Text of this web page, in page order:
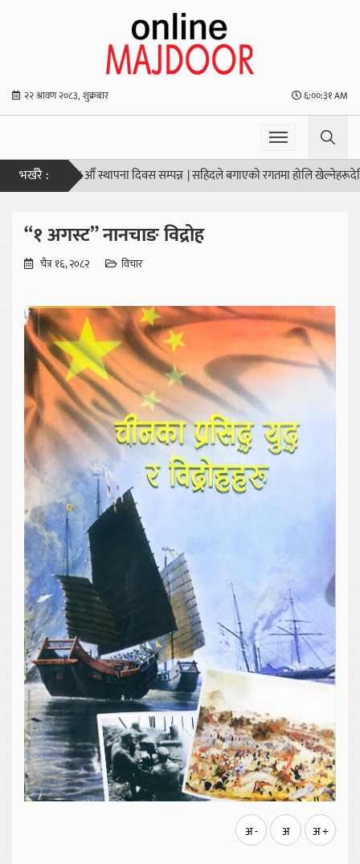
२२ श्रावण २०८३, शुक्रबार ६:००:३२ AM
भर्खरै :
५८ औँ स्थापना दिवस सम्पन्न |सहिदले बगाएको रगतमा होलि खेल्नेहरूदेखि
“१ अगस्ट” नानचाङ विद्रोह
चैत्र १६, २०८२ विचार
अ - अ अ +